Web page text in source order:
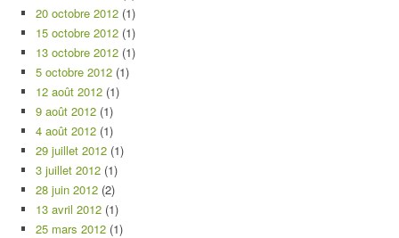
20 octobre 2012 (1)
15 octobre 2012 (1)
13 octobre 2012 (1)
5 octobre 2012 (1)
12 août 2012 (1)
9 août 2012 (1)
4 août 2012 (1)
29 juillet 2012 (1)
3 juillet 2012 (1)
28 juin 2012 (2)
13 avril 2012 (1)
25 mars 2012 (1)